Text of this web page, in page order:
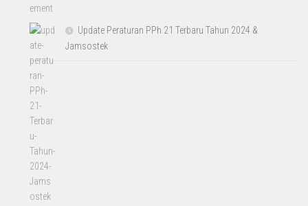
Update Peraturan PPh 21 Terbaru Tahun 2024 &
Jamsostek